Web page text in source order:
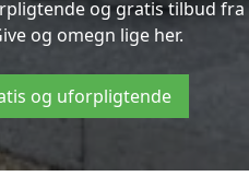
og gratis tilbud fra
og omegn lige her.
og uforpligtende